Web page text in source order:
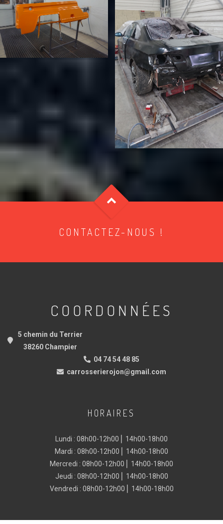
CONTACTEZ-NOUS !
COORDONNÉES
5 chemin du Terrier
38260 Champier
04 74 54 48 85
carrosserierojon@gmail.com
HORAIRES
Lundi : 08h00-12h00 ⎜ 14h00-18h00
Mardi : 08h00-12h00 ⎜ 14h00-18h00
Mercredi : 08h00-12h00 ⎜ 14h00-18h00
Jeudi : 08h00-12h00 ⎜ 14h00-18h00
Vendredi : 08h00-12h00 ⎜ 14h00-18h00